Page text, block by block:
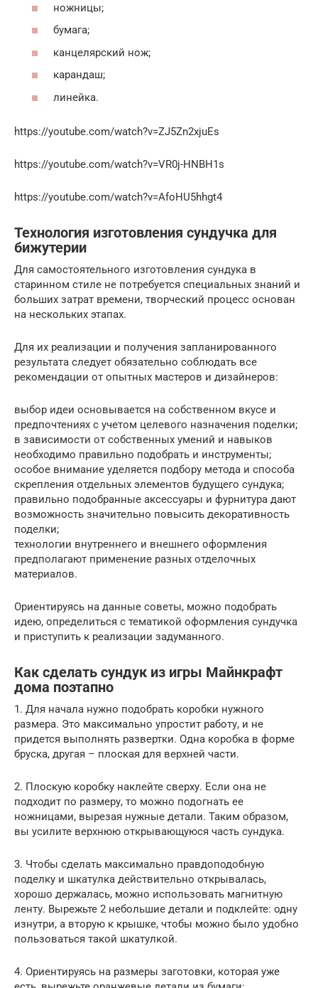
ножницы;
бумага;
канцелярский нож;
карандаш;
линейка.
https://youtube.com/watch?v=ZJ5Zn2xjuEs
https://youtube.com/watch?v=VR0j-HNBH1s
https://youtube.com/watch?v=AfoHU5hhgt4
Технология изготовления сундучка для
бижутерии
Для самостоятельного изготовления сундука в
старинном стиле не потребуется специальных знаний и
больших затрат времени, творческий процесс основан
на нескольких этапах.
Для их реализации и получения запланированного
результата следует обязательно соблюдать все
рекомендации от опытных мастеров и дизайнеров:
выбор идеи основывается на собственном вкусе и
предпочтениях с учетом целевого назначения поделки;
в зависимости от собственных умений и навыков
необходимо правильно подобрать и инструменты;
особое внимание уделяется подбору метода и способа
скрепления отдельных элементов будущего сундука;
правильно подобранные аксессуары и фурнитура дают
возможность значительно повысить декоративность
поделки;
технологии внутреннего и внешнего оформления
предполагают применение разных отделочных
материалов.
Ориентируясь на данные советы, можно подобрать
идею, определиться с тематикой оформления сундучка
и приступить к реализации задуманного.
Как сделать сундук из игры Майнкрафт
дома поэтапно
1. Для начала нужно подобрать коробки нужного
размера. Это максимально упростит работу, и не
придется выполнять развертки. Одна коробка в форме
бруска, другая – плоская для верхней части.
2. Плоскую коробку наклейте сверху. Если она не
подходит по размеру, то можно подогнать ее
ножницами, вырезая нужные детали. Таким образом,
вы усилите верхнюю открывающуюся часть сундука.
3. Чтобы сделать максимально правдоподобную
поделку и шкатулка действительно открывалась,
хорошо держалась, можно использовать магнитную
ленту. Вырежьте 2 небольшие детали и подклейте: одну
изнутри, а вторую к крышке, чтобы можно было удобно
пользоваться такой шкатулкой.
4. Ориентируясь на размеры заготовки, которая уже